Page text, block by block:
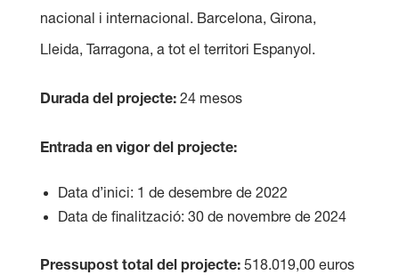
nacional i internacional. Barcelona, Girona,
Lleida, Tarragona, a tot el territori Espanyol.
Durada del projecte:24 mesos
Entrada en vigor del projecte:
Data d’inici: 1 de desembre de 2022
Data de finalització: 30 de novembre de 2024
Pressupost total del projecte:518.019,00 euros